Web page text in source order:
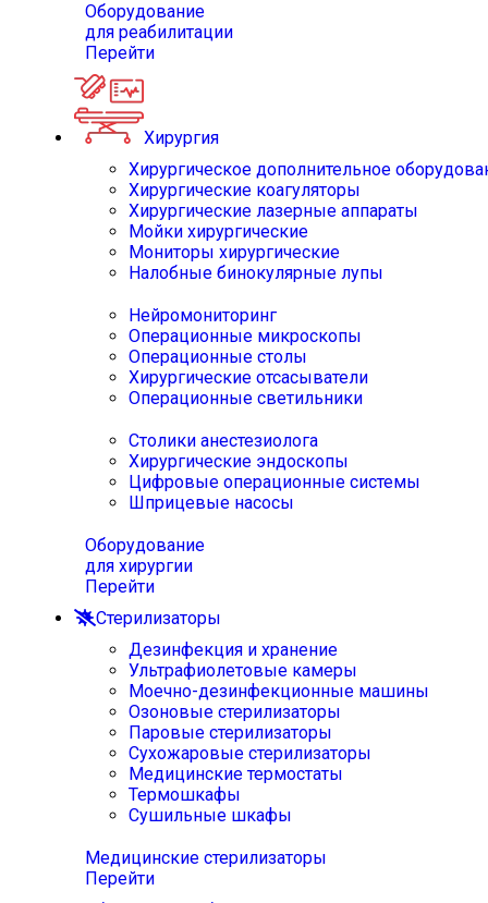
Оборудование
для реабилитации
Перейти
Хирургия
Хирургическое дополнительное
Хирургические коагуляторы
Хирургические лазерные аппараты
Мойки хирургические
Мониторы хирургические
Налобные бинокулярные лупы
Нейромониторинг
Операционные микроскопы
Операционные столы
Хирургические отсасыватели
Операционные светильники
Столики анестезиолога
Хирургические эндоскопы
Цифровые операционные системы
Шприцевые насосы
Оборудование
для хирургии
Перейти
Стерилизаторы
Дезинфекция и хранение
Ультрафиолетовые камеры
Моечно-дезинфекционные машины
Озоновые стерилизаторы
Паровые стерилизаторы
Сухожаровые стерилизаторы
Медицинские термостаты
Термошкафы
Сушильные шкафы
Медицинские стерилизаторы
Перейти